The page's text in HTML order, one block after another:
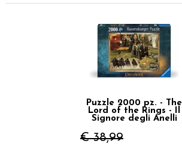
Puzzle 2000 pz. - The
Lord of the Rings - Il
Signore degli Anelli
€ 38,99